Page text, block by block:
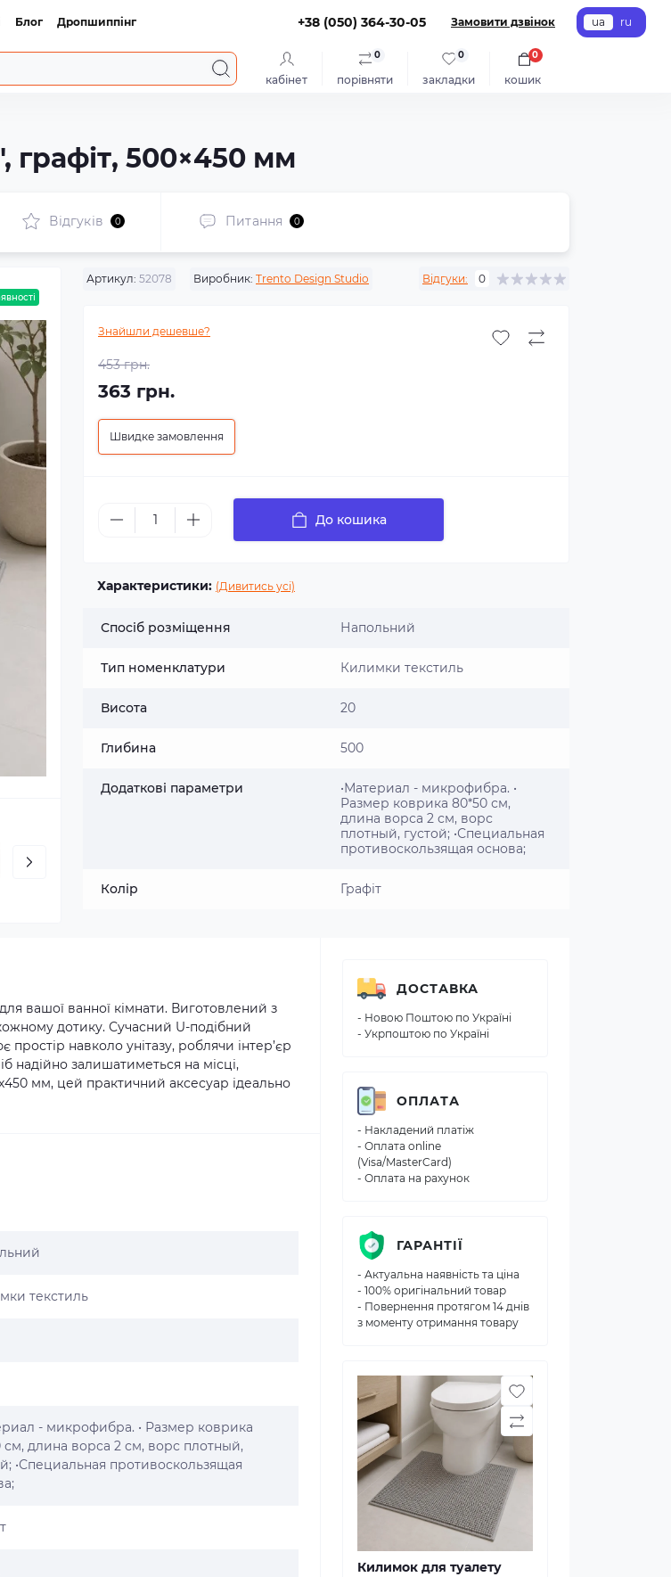
Блог Дропшиппінг +38 (050) 364-30-05 Замовити дзвінок ua ru
кабінет порівняти
0
закладки
0
кошик
0
графіт, 500×450 мм
Відгуків 0 Питання 0
Артикул: 52078 Виробник: Trento Design Studio Відгуки: 0
Знайшли дешевше?
453 грн.
363 грн.
Швидке замовлення
До кошика
Характеристики: (Дивитись усі)
Спосіб розміщення Напольний
Тип номенклатури Килимки текстиль
Висота 20
Глибина 500
Додаткові параметри
•Материал - микрофибра. •
Размер коврика 80*50 см,
длина ворса 2 см, ворс
плотный, густой; •Специальная
противоскользящая основа;
Колір Графіт
вашої ванної кімнати. Виготовлений з
дотику. Сучасний U-подібний
навколо унітазу, роблячи інтер’єр
надійно залишатиметься на місці,
мм, цей практичний аксесуар ідеально
текстиль
- микрофибра. • Размер коврика
см, длина ворса 2 см, ворс плотный,
•Специальная противоскользящая
ДОСТАВКА
- Новою Поштою по Україні
- Укрпоштою по Україні
ОПЛАТА
- Накладений платіж
- Оплата online
(Visa/MasterCard)
- Оплата на рахунок
ГАРАНТІЇ
- Актуальна наявність та ціна
- 100% оригінальний товар
- Повернення протягом 14 днів
з моменту отримання товару
Килимок для туалету